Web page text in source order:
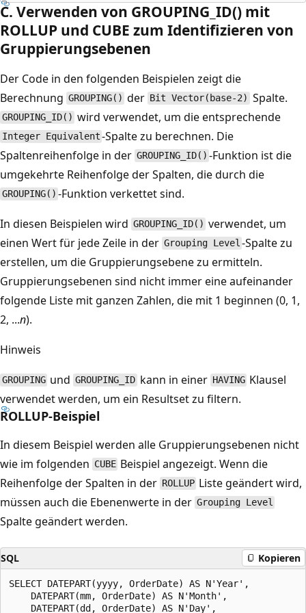
C. Verwenden von GROUPING_ID() mit
ROLLUP und CUBE zum Identifizieren von
Gruppierungsebenen
Der Code in den folgenden Beispielen zeigt die
Berechnung GROUPING() der Bit Vector(base-2) Spalte.
GROUPING_ID() wird verwendet, um die entsprechende
Integer Equivalent -Spalte zu berechnen. Die
Spaltenreihenfolge in der GROUPING_ID() -Funktion ist die
umgekehrte Reihenfolge der Spalten, die durch die
GROUPING() -Funktion verkettet sind.
In diesen Beispielen wird GROUPING_ID() verwendet, um
einen Wert für jede Zeile in der Grouping Level -Spalte zu
erstellen, um die Gruppierungsebene zu ermitteln.
Gruppierungsebenen sind nicht immer eine aufeinander
folgende Liste mit ganzen Zahlen, die mit 1 beginnen (0, 1,
2, ...n).
Hinweis
GROUPING und GROUPING_ID kann in einer HAVING Klausel
verwendet werden, um ein Resultset zu filtern.
ROLLUP-Beispiel
In diesem Beispiel werden alle Gruppierungsebenen nicht
wie im folgenden CUBE Beispiel angezeigt. Wenn die
Reihenfolge der Spalten in der ROLLUP Liste geändert wird,
müssen auch die Ebenenwerte in der Grouping Level
Spalte geändert werden.
SQL Kopieren
SELECT DATEPART(yyyy, OrderDate) AS N'Year',
    DATEPART(mm, OrderDate) AS N'Month',
    DATEPART(dd, OrderDate) AS N'Day',